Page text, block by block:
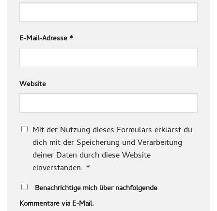
E-Mail-Adresse *
Website
Mit der Nutzung dieses Formulars erklärst du
dich mit der Speicherung und Verarbeitung
deiner Daten durch diese Website
einverstanden. *
Benachrichtige mich über nachfolgende
Kommentare via E-Mail.